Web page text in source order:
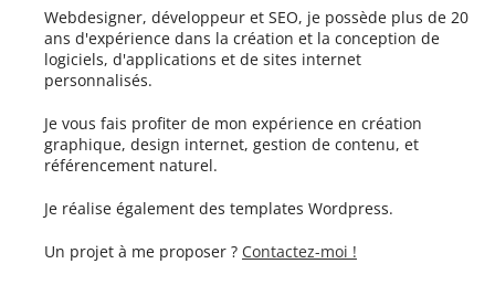
Webdesigner, développeur et SEO, je possède plus de 20
ans d'expérience dans la création et la conception de
logiciels, d'applications et de sites internet
personnalisés.
Je vous fais profiter de mon expérience en création
graphique, design internet, gestion de contenu, et
référencement naturel.
Je réalise également des templates Wordpress.
Un projet à me proposer ? Contactez-moi !